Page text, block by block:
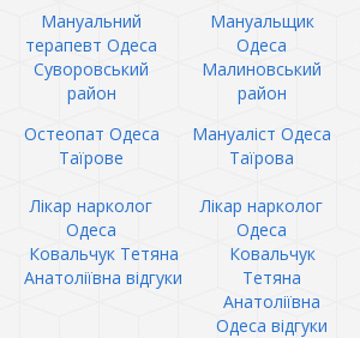
Мануальний
терапевт Одеса
Суворовський
район
Мануальщик
Одеса
Малиновський
район
Остеопат Одеса
Таїрове
Мануаліст Одеса
Таїрова
Лікар нарколог
Одеса
Лікар нарколог
Одеса
Ковальчук Тетяна
Анатоліївна відгуки
Ковальчук
Тетяна
Анатоліївна
Одеса відгуки